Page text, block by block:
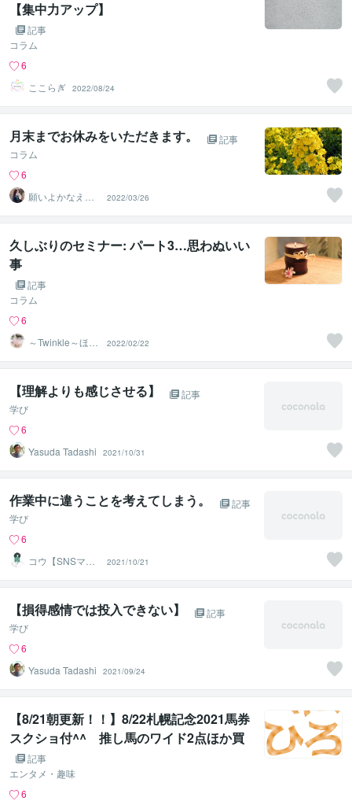
【集中力アップ】
記事
コラム
6
ここらぎ 2022/08/24
月末までお休みをいただきます。
記事
コラム
6
願いよかなえ～
ゆりか～
2022/03/26
久しぶりのセミナー: パート3…思わぬいい
事
記事
コラム
6
～Twinkle～ほた
2022/02/22
【理解よりも感じさせる】
記事
学び
6
Yasuda Tadashi
2021/10/31
作業中に違うことを考えてしまう。
記事
学び
6
コウ【SNSマー
ケター｜累計20
0支援】
2021/10/21
【損得感情では投入できない】
記事
学び
6
Yasuda Tadashi
2021/09/24
【8/21朝更新！！】8/22札幌記念2021馬券
スクショ付^^ 推し馬のワイド2点ほか買
いますぞな^^
記事
エンタメ・趣味
6